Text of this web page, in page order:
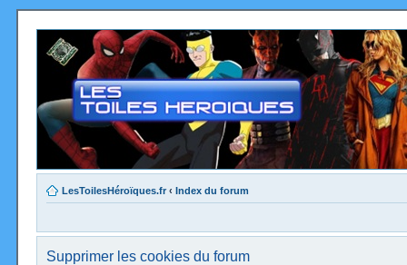
LesToilesHéroïques.fr ‹ Index du forum
Supprimer les cookies du forum